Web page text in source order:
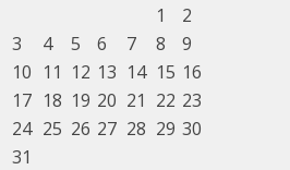
1
2
3
4 5 6 7 8
9
10 11 12 13 14 15 16
17 18 19 20 21 22 23
24 25 26 27 28 29 30
31